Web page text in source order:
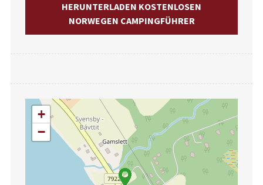
HERUNTERLADEN KOSTENLOSEN
NORWEGEN CAMPINGFÜHRER
+
−